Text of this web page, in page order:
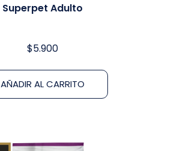
Superpet Adulto
$5.900
AÑADIR AL CARRITO